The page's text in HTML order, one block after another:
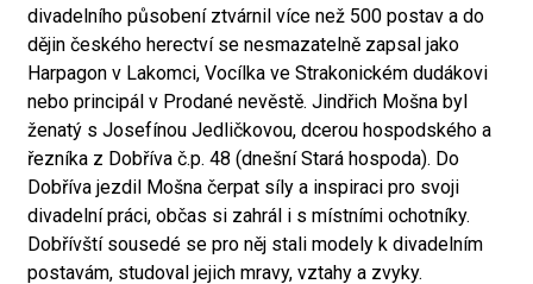
divadelního působení ztvárnil více než 500 postav a do
dějin českého herectví se nesmazatelně zapsal jako
Harpagon v Lakomci, Vocílka ve Strakonickém dudákovi
nebo principál v Prodané nevěstě. Jindřich Mošna byl
ženatý s Josefínou Jedličkovou, dcerou hospodského a
řezníka z Dobříva č.p. 48 (dnešní Stará hospoda). Do
Dobříva jezdil Mošna čerpat síly a inspiraci pro svoji
divadelní práci, občas si zahrál i s místními ochotníky.
Dobřívští sousedé se pro něj stali modely k divadelním
postavám, studoval jejich mravy, vztahy a zvyky.